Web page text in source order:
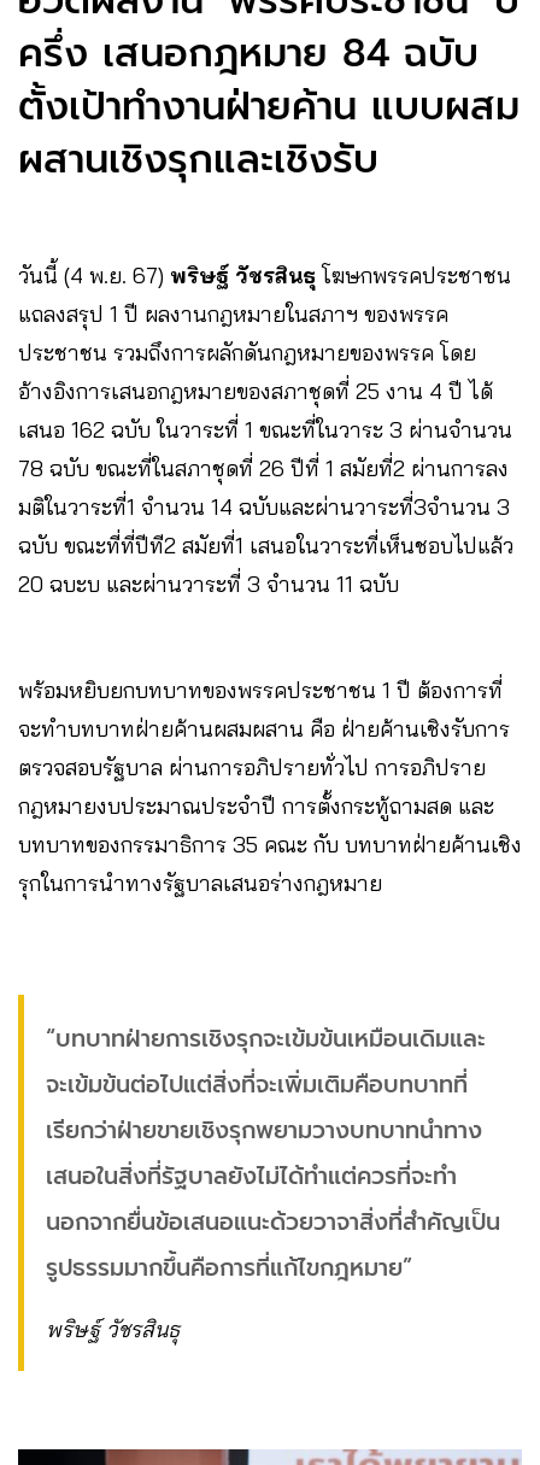
ครึ่ง เสนอกฎหมาย 84 ฉบับ
ตั้งเป้าทำงานฝ่ายค้าน แบบผสม
ผสานเชิงรุกและเชิงรับ
วันนี้ (4 พ.ย. 67) พริษฐ์ วัชรสินธุ โฆษกพรรคประชาชน
แถลงสรุป 1 ปี ผลงานกฎหมายในสภาฯ ของพรรค
ประชาชน รวมถึงการผลักดันกฎหมายของพรรค โดย
อ้างอิงการเสนอกฎหมายของสภาชุดที่ 25 งาน 4 ปี ได้
เสนอ 162 ฉบับ ในวาระที่ 1 ขณะที่ในวาระ 3 ผ่านจำนวน
78 ฉบับ ขณะที่ในสภาชุดที่ 26 ปีที่ 1 สมัยที่2 ผ่านการลง
มติในวาระที่1 จำนวน 14 ฉบับและผ่านวาระที่3จำนวน 3
ฉบับ ขณะที่ที่ปีที2 สมัยที่1 เสนอในวาระที่เห็นชอบไปแล้ว
20 ฉบะบ และผ่านวาระที่ 3 จำนวน 11 ฉบับ
พร้อมหยิบยกบทบาทของพรรคประชาชน 1 ปี ต้องการที่
จะทำบทบาทฝ่ายค้านผสมผสาน คือ ฝ่ายค้านเชิงรับการ
ตรวจสอบรัฐบาล ผ่านการอภิปรายทั่วไป การอภิปราย
กฎหมายงบประมาณประจำปี การตั้งกระทู้ถามสด และ
บทบาทของกรรมาธิการ 35 คณะ กับ บทบาทฝ่ายค้านเชิง
รุกในการนำทางรัฐบาลเสนอร่างกฎหมาย
“บทบาทฝ่ายการเชิงรุกจะเข้มข้นเหมือนเดิมและ
จะเข้มข้นต่อไปแต่สิ่งที่จะเพิ่มเติมคือบทบาทที่
เรียกว่าฝ่ายขายเชิงรุกพยามวางบทบาทนำทาง
เสนอในสิ่งที่รัฐบาลยังไม่ได้ทำแต่ควรที่จะทำ
นอกจากยื่นข้อเสนอแนะด้วยวาจาสิ่งที่สำคัญเป็น
รูปธรรมมากขึ้นคือการที่แก้ไขกฎหมาย”
พริษฐ์ วัชรสินธุ